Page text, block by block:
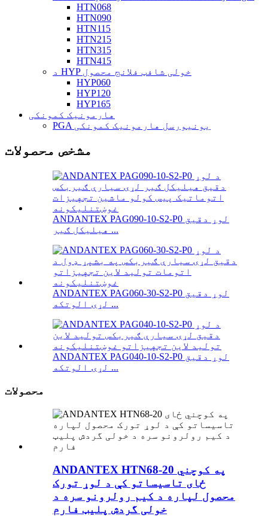
HTN068
HTN090
HTN115
HTN215
HTN315
HTN415
د HYP خولی شافټ فلانج محصول
HYP060
HYP120
HYP165
هارمونیک کمونکی
PGA یونیورسل هارمونیک کمونکی
مشخص محصولات
ANDANTEX PAG090-10-S2-P0 لوړ دقیق
هیلیکل ګیر ...
ANDANTEX PAG060-30-S2-P0 لوړ دقیق
لړۍ الوتکه ...
ANDANTEX PAG040-10-S2-P0 لوړ دقیق
لړۍ الوتکه ...
محصولات
ANDANTEX HTN68-20 په کوچني
ځای تاسیساتو کې د لوړ تورک
محصول لپاره د کیم رولرونو سره د
خولی گردش پلیټ فارم